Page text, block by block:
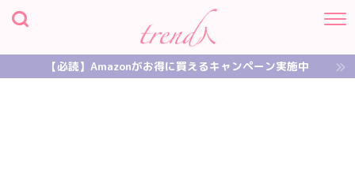
【必読】Amazonがお得に買えるキャンペーン実施中